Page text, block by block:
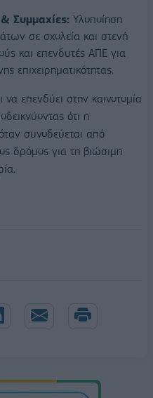
Συμμαχίες: Υλοποίηση
σε σχολεία και στενή
και επενδυτές ΑΠΕ για
επιχειρηματικότητας.
επενδύει στην καινοτομία
ότι η
συνοδεύεται από
δρόμος για τη βιώσιμη